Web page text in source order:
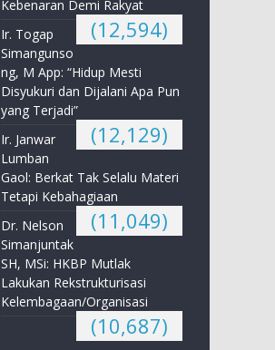
Kebenaran Demi Rakyat
(12,594)
Ir. Togap
Simangunso
ng, M App: “Hidup Mesti
Disyukuri dan Dijalani Apa Pun
yang Terjadi”
(12,129)
Ir. Janwar
Lumban
Gaol: Berkat Tak Selalu Materi
Tetapi Kebahagiaan
(11,049)
Dr. Nelson
Simanjuntak
SH, MSi: HKBP Mutlak
Lakukan Rekstrukturisasi
Kelembagaan/Organisasi
(10,687)